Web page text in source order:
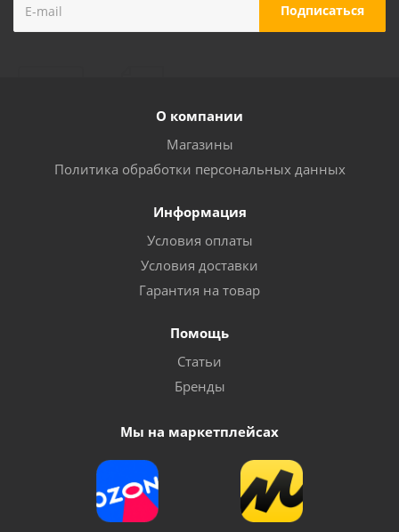
О компании
Магазины
Политика обработки персональных данных
Информация
Условия оплаты
Условия доставки
Гарантия на товар
Помощь
Статьи
Бренды
Мы на маркетплейсах